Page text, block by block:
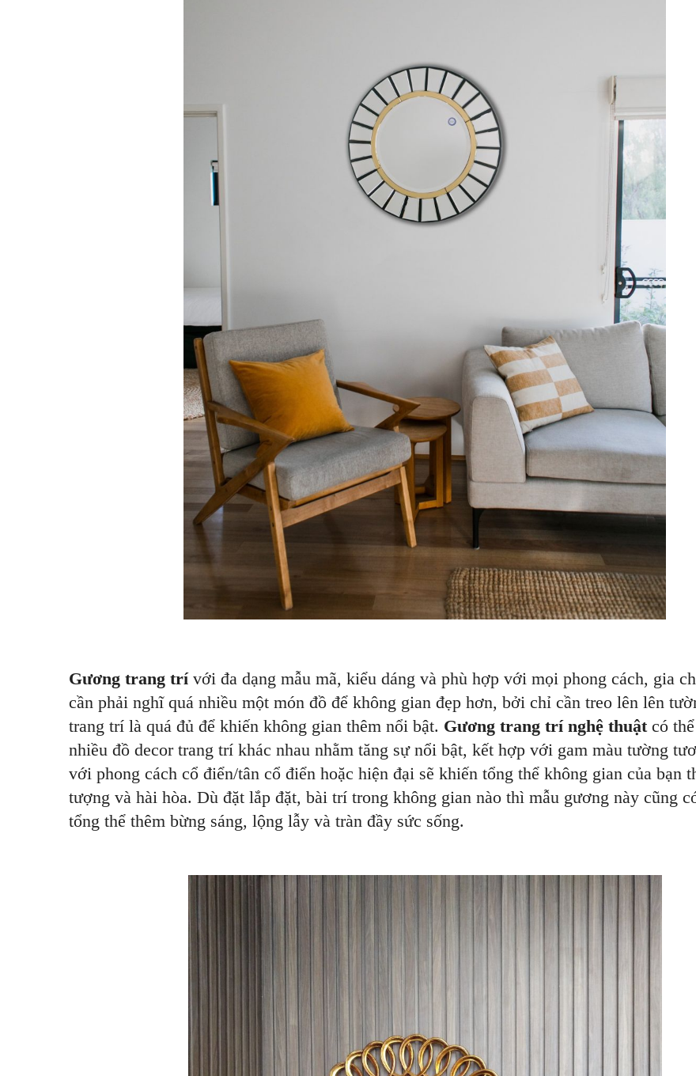
Gương trang trívới đa dạng mẫu mã, kiểu dáng và phù hợp với mọi phong cách, gia
cần phải nghĩ quá nhiều một món đồ để không gian đẹp hơn, bởi chỉ cần treo lên lên
trang trí là quá đủ để khiến không gian thêm nổi bật. Gương trang trí nghệ thuậtcó
nhiều đồ decor trang trí khác nhau nhằm tăng sự nổi bật, kết hợp với gam màu tường
với phong cách cổ điển/tân cổ điển hoặc hiện đại sẽ khiến tổng thể không gian của bạn
tượng và hài hòa. Dù đặt lắp đặt, bài trí trong không gian nào thì mẫu gương này cũng
tổng thể thêm bừng sáng, lộng lẫy và tràn đầy sức sống.